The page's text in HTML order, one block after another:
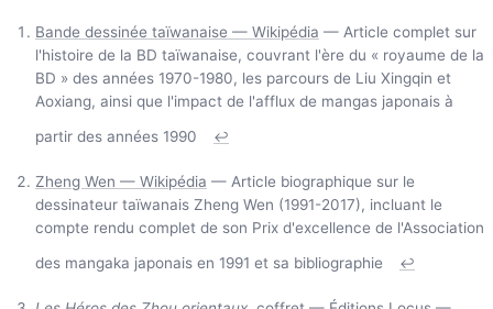
Bande dessinée taïwanaise — Wikipédia — Article complet sur
l'histoire de la BD taïwanaise, couvrant l'ère du « royaume de la
BD » des années 1970-1980, les parcours de Liu Xingqin et
Aoxiang, ainsi que l'impact de l'afflux de mangas japonais à
partir des années 1990
↩
Zheng Wen — Wikipédia — Article biographique sur le
dessinateur taïwanais Zheng Wen (1991-2017), incluant le
compte rendu complet de son Prix d'excellence de l'Association
des mangaka japonais en 1991 et sa bibliographie
↩